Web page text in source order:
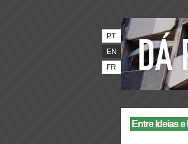
PT
EN
FR
Entre Ideias